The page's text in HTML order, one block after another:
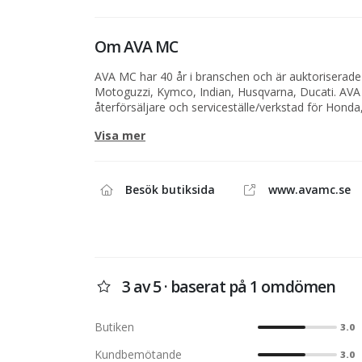
OmAVA MC
AVA MC har 40 år i branschen och är
Motoguzzi, Kymco, Indian, Husqvarna, Ducati.
återförsäljare och serviceställe/verkstad för
inom Motorcyklar och mopeder med verkstad
När du köper motorcykel och fordon från oss gör
Stockholm har ett brett utbud av nya och
samt Kymco. Vi erbjuder det mesta inom verkstad
enligt tillverkarens instruktioner så du kan
däcksbyten kan du välja att ta med dig hela
monterat utrustning eller tillbehör som försvårar
Visa mer
Besök butiksida www.avamc.se
3 av 5 · baserat på 1 omdömen
Butiken 3.0
Kundbemötande 3.0